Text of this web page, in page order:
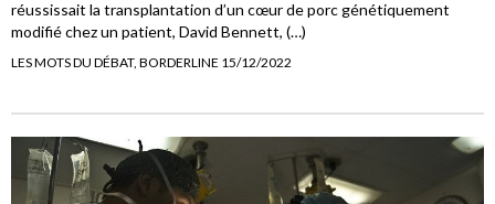
réussissait la transplantation d’un cœur de porc génétiquement
modifié chez un patient, David Bennett, (…)
LES MOTS DU DÉBAT, BORDERLINE 15/12/2022